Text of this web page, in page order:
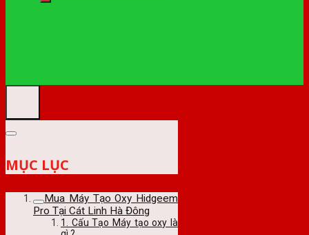
MỤC LỤC
Mua Máy Tạo Oxy Hidgeem
Pro Tại Cát Linh Hà Đông
1. Cấu Tạo Máy tạo oxy là